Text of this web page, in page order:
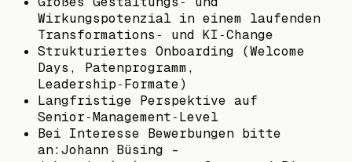
Wirkungspotenzial in einem laufenden
Transformations‑ und KI‑Change
Strukturiertes Onboarding (Welcome
Days, Patenprogramm,
Leadership‑Formate)
Langfristige Perspektive auf
Senior‑Management‑Level
Bei Interesse Bewerbungen bitte
an:Johann Büsing -